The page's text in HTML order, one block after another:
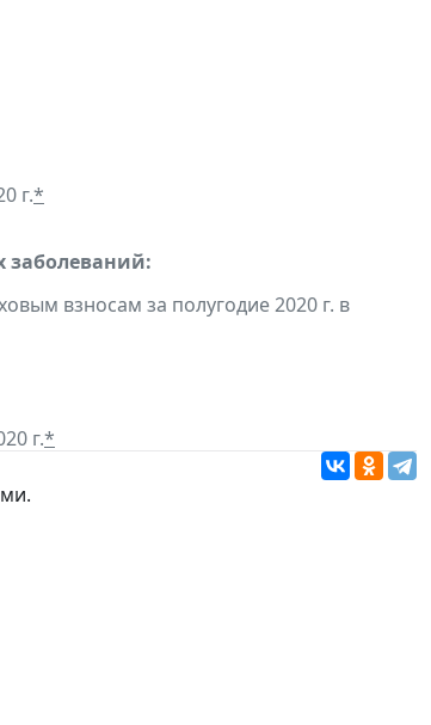
г.*
заболеваний:
взносам за полугодие 2020 г. в
г.*